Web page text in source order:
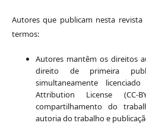
Autores que publicam nesta
termos:
Autores mantêm os direitos
direito de primeira
simultaneamente
Attribution License
compartilhamento do
autoria do trabalho e